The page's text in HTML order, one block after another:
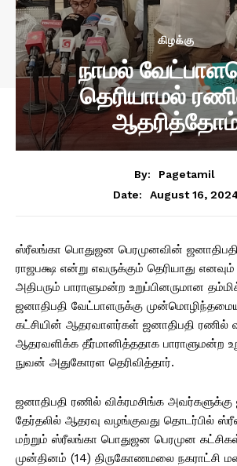
கிழக்கு
நாமல்
தெரியாமல்
By:
Pagetamil
Date:
August 16,
ஸ்ரீலங்கா பொதுஜன பெரமுனவின்
ராஜபக்ஷ என்று எவருக்கும் தெரியாது
அதிபரும் பாராளுமன்ற உறுப்பினருமான
ஜனாதிபதி வேட்பாளருக்கு
கட்சியின் ஆதரவாளர்கள் ஜனாதிபதி ரணில்
ஆதரவளிக்க தீர்மானித்ததாக பாராளுமன்ற
நுவன் அதுகோரள தெரிவித்தார்.
ஜனாதிபதி ரணில் விக்ரமசிங்க அவர்களுக்கு
தேர்தலில் ஆதரவு வழங்குவது தொடர்பில்
மற்றும் ஸ்ரீலங்கா பொதுஜன பெரமுன
முன்தினம் (14) திருகோணமலை நகராட்சி